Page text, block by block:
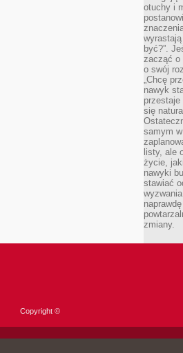
otuchy i
być?”.
zacząć o
o swój
„Chcę
nawyk
się
samym
listy, ale
życie,
nawyki
stawiać
zmiany.
Copyright ©